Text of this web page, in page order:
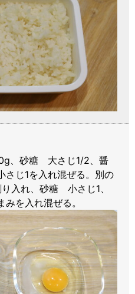
、砂糖 大さじ1/2、醤
じ1を入れ混ぜる。別の
入れ、砂糖 小さじ1、
を入れ混ぜる。